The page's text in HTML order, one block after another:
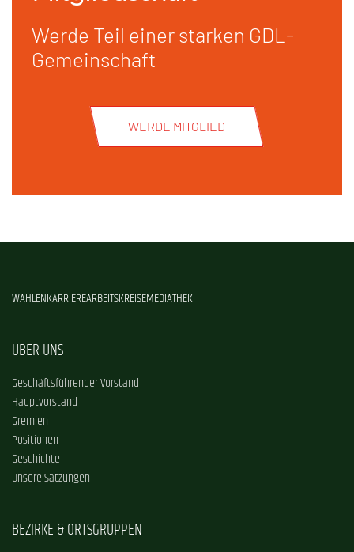
Werde Teil einer starken GDL-
Gemeinschaft
WERDE MITGLIED
WAHLENKARRIEREARBEITSKREISEMEDIATHEK
ÜBER UNS
Geschäftsführender Vorstand
Hauptvorstand
Gremien
Positionen
Geschichte
Unsere Satzungen
BEZIRKE & ORTSGRUPPEN